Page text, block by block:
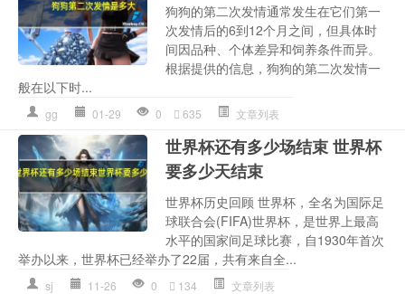
狗狗的第二次发情通常发生在它们第一
次发情后的6到12个月之间，但具体时
间因品种、个体差异和饲养条件而异。
根据提供的信息，狗狗的第二次发情一
般在以下时...
gg 01-29 0 635 文章列表
世界杯还有多少场结束 世界杯
要多少天结束
世界杯历史回顾 世界杯，全名为国际足
球联合会(FIFA)世界杯，是世界上最高
水平的国家间足球比赛，自1930年首次
举办以来，世界杯已经举办了22届，共有来自全...
sj 11-26 0 134 文章列表